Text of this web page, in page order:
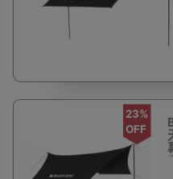
23%
OFF